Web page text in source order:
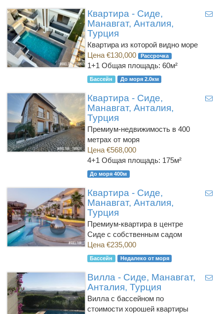
Квартира - Сиде,
Манавгат, Анталия,
Турция
Квартира из которой видно море
Цена €130,000
Рассрочка
1+1 Общая площадь: 60м²
Бассейн До моря 2.0км
Квартира - Сиде,
Манавгат, Анталия,
Турция
Премиум-недвижимость в 400
метрах от моря
Цена €568,000
4+1 Общая площадь: 175м²
До моря 400м
Квартира - Сиде,
Манавгат, Анталия,
Турция
Премиум-квартира в центре
Сиде с собственным садом
Цена €235,000
Бассейн Недалеко от моря
Вилла - Сиде, Манавгат,
Анталия, Турция
Вилла с бассейном по
стоимости хорошей квартиры